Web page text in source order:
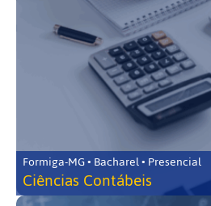
Formiga-MG • Bacharel • Presencial
Ciências Contábeis